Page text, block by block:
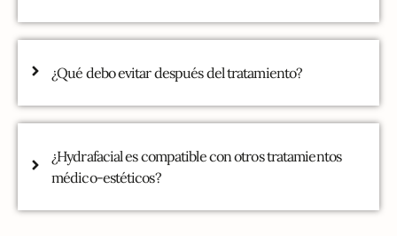
¿Qué debo evitar después del tratamiento?
¿Hydrafacial es compatible con otros tratamientos
médico-estéticos?